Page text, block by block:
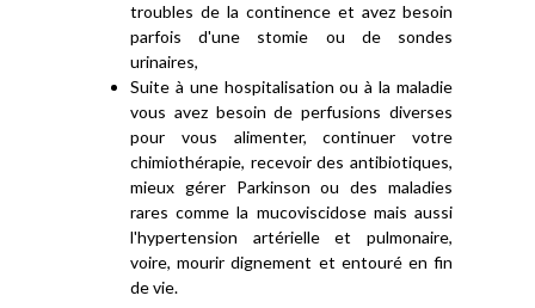
troubles de la continence et avez besoin
parfois d'une stomie ou de sondes
urinaires,
Suite à une hospitalisation ou à la maladie
vous avez besoin de perfusions diverses
pour vous alimenter, continuer votre
chimiothérapie, recevoir des antibiotiques,
mieux gérer Parkinson ou des maladies
rares comme la mucoviscidose mais aussi
l'hypertension artérielle et pulmonaire,
voire, mourir dignement et entouré en fin
de vie.